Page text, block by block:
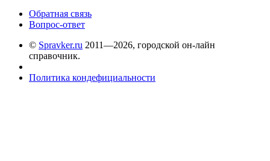
Обратная связь
Вопрос-ответ
© Spravker.ru 2011—2026, городской он-лайн
справочник.
Политика кондефициальности